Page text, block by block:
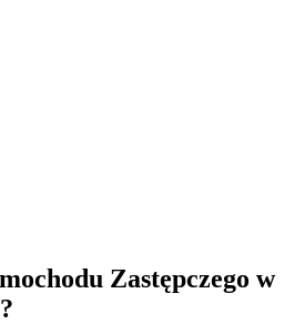
Zastępczego w
?